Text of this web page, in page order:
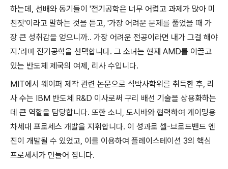
하는데, 선배와 동기들이 '전기공학은 너무 어렵고 과제가 많아 미
친짓'이라고 말하는 것을 듣고, '가장 어려운 문제를 풀었을 때 가
장 큰 성취감을 얻으니까.. 가장 어려운 전공이라면 내가 그걸 해야
지.'라며 전기공학을 선택합니다. 그 소녀는 현재 AMD를 이끌고
있는 반도체 제국의 여제, 리사 수입니다.
MIT에서 웨이퍼 제작 관련 논문으로 석박사학위를 취득한 후, 리
사 수는 IBM 반도체 R&D 이사로써 구리 배선 기술을 상용화하는
데 큰 역할을 담당합니다. 또한 소니, 도시바와 협력하여 게이밍용
차세대 프로세스 개발을 지휘합니다. 이 성과로 셀-브로드밴드 엔
진이 개발될 수 있었고, 이를 이용하여 플레이스테이션 3의 핵심
프로세서가 만들어 집니다.